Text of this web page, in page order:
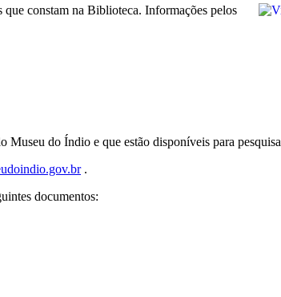
constam na Biblioteca. Informações pelos
Museu do Índio e que estão disponíveis para
.
documentos: